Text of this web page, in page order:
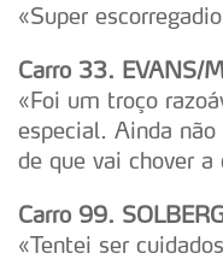
«Super
Carro 33. EVANS/
«Foi um troço
especial. Ainda
de que vai chover
Carro 99.
«Tentei ser